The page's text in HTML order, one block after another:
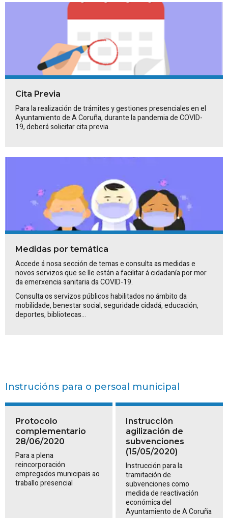
Cita Previa
Para la realización de trámites y gestiones presenciales en el
Ayuntamiento de A Coruña, durante la pandemia de COVID-
19, deberá solicitar cita previa.
Medidas por temática
Accede á nosa sección de temas e consulta as medidas e
novos servizos que se lle están a facilitar á cidadanía por mor
da emerxencia sanitaria da COVID-19.
Consulta os servizos públicos habilitados no ámbito da
mobilidade, benestar social, seguridade cidadá, educación,
deportes, bibliotecas...
Instrucións para o persoal municipal
Protocolo
complementario
28/06/2020
Para a plena
reincorporación
empregados municipais ao
traballo presencial
Instrucción
agilización de
subvenciones
(15/05/2020)
Instrucción para la
tramitación de
subvenciones como
medida de reactivación
económica del
Ayuntamiento de A Coruña